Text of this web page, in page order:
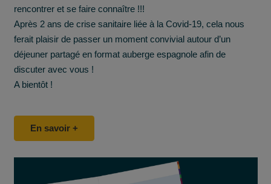
rencontrer et se faire connaître !!!
Après 2 ans de crise sanitaire liée à la Covid-19, cela nous
ferait plaisir de passer un moment convivial autour d’un
déjeuner partagé en format auberge espagnole afin de
discuter avec vous !
A bientôt !
En savoir +